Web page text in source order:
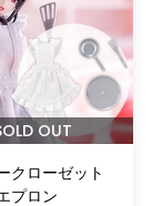
OUT
クローゼット
プロン